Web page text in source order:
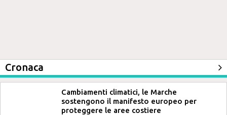
Cronaca
Cambiamenti climatici, le Marche
sostengono il manifesto europeo per
proteggere le aree costiere